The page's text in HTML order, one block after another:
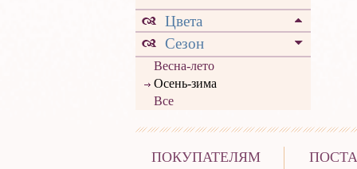
Цвета
Сезон
Весна-лето
Осень-зима
Все
ПОКУПАТЕЛЯМ